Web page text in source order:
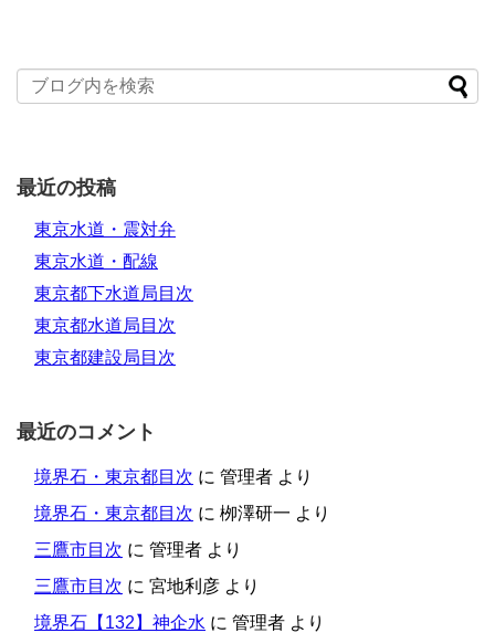
最近の投稿
東京水道・震対弁
東京水道・配線
東京都下水道局目次
東京都水道局目次
東京都建設局目次
最近のコメント
境界石・東京都目次 に 管理者 より
境界石・東京都目次 に 栁澤研一 より
三鷹市目次 に 管理者 より
三鷹市目次 に 宮地利彦 より
境界石【132】神企水 に 管理者 より